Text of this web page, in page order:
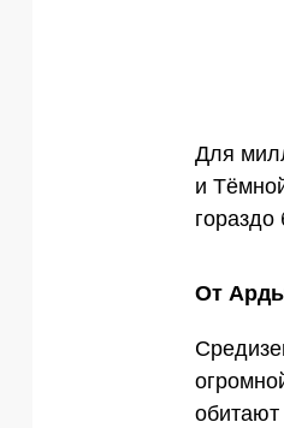
Для
и
От